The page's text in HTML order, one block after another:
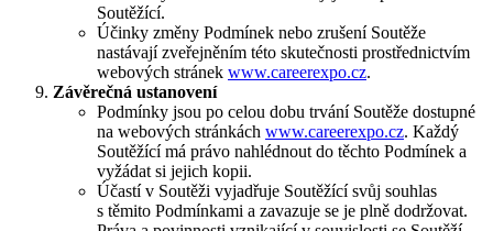
Soutěžící.
Účinky změny Podmínek nebo zrušení Soutěže
nastávají zveřejněním této skutečnosti prostřednictvím
webových stránek www.careerexpo.cz.
Závěrečná ustanovení
Podmínky jsou po celou dobu trvání Soutěže dostupné
na webových stránkách www.careerexpo.cz. Každý
Soutěžící má právo nahlédnout do těchto Podmínek a
vyžádat si jejich kopii.
Účastí v Soutěži vyjadřuje Soutěžící svůj souhlas
s těmito Podmínkami a zavazuje se je plně dodržovat.